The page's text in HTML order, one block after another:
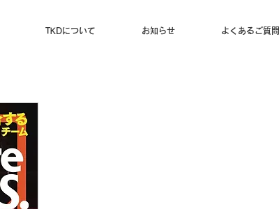
TKDについて お知らせ よくあるご質問